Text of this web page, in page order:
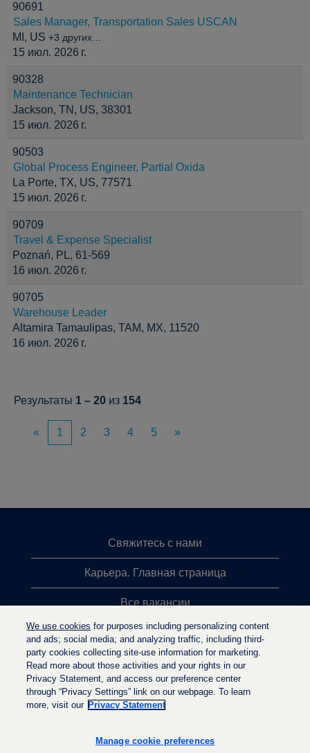
90691
Sales Manager, Transportation Sales USCAN
MI, US +3 других…
15 июл. 2026 г.
90328
Maintenance Technician
Jackson, TN, US, 38301
15 июл. 2026 г.
90503
Global Process Engineer, Partial Oxida
La Porte, TX, US, 77571
15 июл. 2026 г.
90709
Travel & Expense Specialist
Poznań, PL, 61-569
16 июл. 2026 г.
90705
Warehouse Leader
Altamira Tamaulipas, TAM, MX, 11520
16 июл. 2026 г.
Результаты 1 – 20 из 154
« 1 2 3 4 5 »
Свяжитесь с нами
Карьера. Главная страница
Все вакансии
Лидеры поиска
Политика конфиденциальности
к
к
We use cookies for purposes including personalizing content
and ads; social media; and analyzing traffic, including third-
party cookies collecting site-use information for marketing.
Read more about those activities and your rights in our
Privacy Statement, and access our preference center
through “Privacy Settings” link on our webpage. To learn
more, visit our Privacy Statement
Manage cookie preferences